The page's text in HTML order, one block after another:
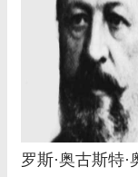
罗斯·奥古斯特·